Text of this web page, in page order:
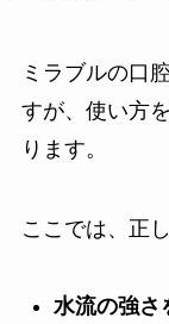
ミラブルの口
すが、使い方
ります。
ここでは、正
水流の強さ